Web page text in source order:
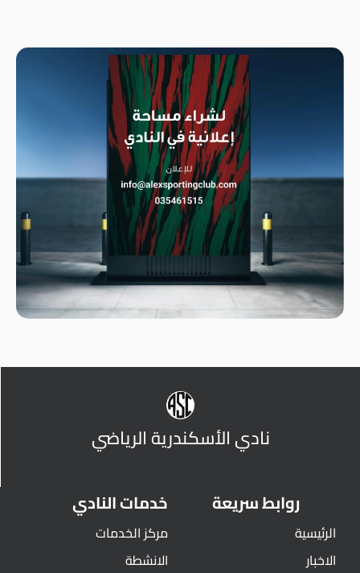
نادي الأسكندرية الرياضي
روابط سريعة
الرئيسية
الاخبار
خدمات النادي
مركز الخدمات
الانشطة